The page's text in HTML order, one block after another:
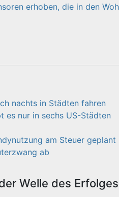
nachts in Städten fahren
es nur in sechs US-Städten
am Steuer geplant
ab
Welle des Erfolges